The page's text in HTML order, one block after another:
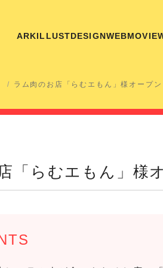
ARKILLUSTDESIGNWEBMOVIE
ラム肉のお店「らむエもん」様オープン
「らむエもん」様